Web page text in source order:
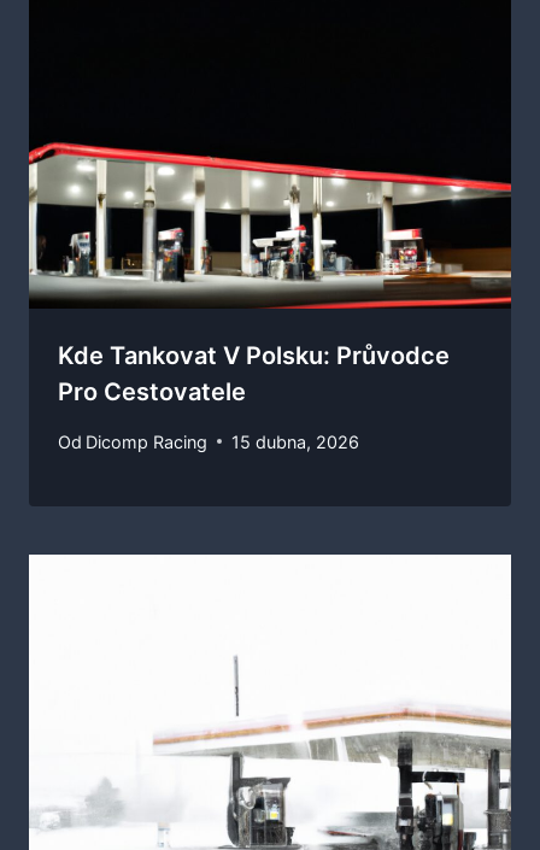
Kde Tankovat V Polsku: Průvodce
Pro Cestovatele
Od Dicomp Racing 15 dubna, 2026